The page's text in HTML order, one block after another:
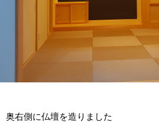
奥右側に仏壇を造りました